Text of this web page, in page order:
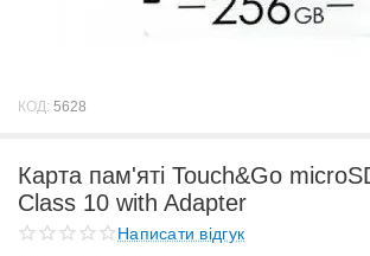
КОД: 5628
Карта пам'яті Touch&Go
Class 10 with Adapter
Написати відгук